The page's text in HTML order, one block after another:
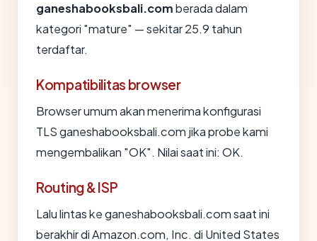
ganeshabooksbali.comberada dalam
kategori "mature" — sekitar 25.9 tahun
terdaftar.
Kompatibilitas browser
Browser umum akan menerima konfigurasi
TLS ganeshabooksbali.com jika probe kami
mengembalikan "OK". Nilai saat ini: OK.
Routing & ISP
Lalu lintas ke ganeshabooksbali.com saat ini
berakhir di Amazon.com, Inc. di United States